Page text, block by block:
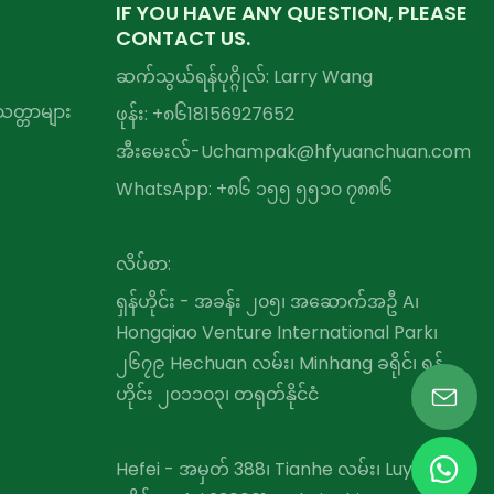
ာများ
IF YOU HAVE ANY QUESTION, PLEASE
CONTACT US.
ဆက်သွယ်ရန်ပုဂ္ဂိုလ်: Larry Wang
ဖုန်း: +၈၆18156927652
အီးမေးလ်-Uchampak@hfyuanchuan.com
WhatsApp: +၈၆ ၁၅၅ ၅၅၁၀ ၇၈၈၆
လိပ်စာ:
ရှန်ဟိုင်း - အခန်း ၂၀၅၊ အဆောက်အဦ A၊
Hongqiao Venture International Park၊
၂၆၇၉ Hechuan လမ်း၊ Minhang ခရိုင်၊ ရှန်
ဟိုင်း ၂၀၁၁၀၃၊ တရုတ်နိုင်ငံ
Hefei - အမှတ် 388၊ Tianhe လမ်း၊ Luyang